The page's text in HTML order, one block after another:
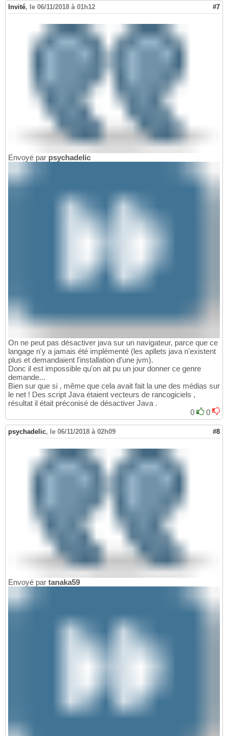
Invité, le 06/11/2018 à 01h12 #7
Envoyé par psychadelic
On ne peut pas désactiver java sur un navigateur, parce que ce
langage n'y a jamais été implémenté (les apllets java n'existent
plus et demandaient l'installation d'une jvm).
Donc il est impossible qu'on ait pu un jour donner ce genre
demande...
Bien sur que si , même que cela avait fait la une des médias sur
le net ! Des script Java étaient vecteurs de rancogiciels ,
résultat il était préconisé de désactiver Java .
0
0
psychadelic, le 06/11/2018 à 02h09 #8
Envoyé par tanaka59